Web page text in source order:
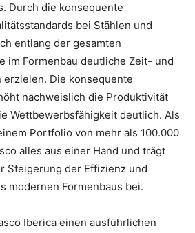
Durch die konsequente
bei Stählen und
entlang der gesamten
im Formenbau deutliche Zeit- und
erzielen. Die konsequente
nachweislich die Produktivität
Wettbewerbsfähigkeit deutlich. Als
Portfolio von mehr als 100.000
alles aus einer Hand und trägt
Steigerung der Effizienz und
modernen Formenbaus bei.
Iberica einen ausführlichen